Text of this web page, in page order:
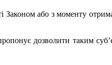
Законом або з моменту
дозволити таким